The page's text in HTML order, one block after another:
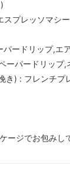
プレッソマシ
ードリップ,エ
ーパードリップ,
き) : フレンチプ
ージでお包みし